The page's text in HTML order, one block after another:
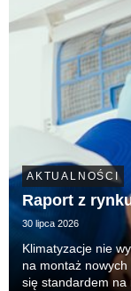
AKTUALNOŚCI
Raport z
30 lipca 2026
Klimatyzacje nie
na montaż
się standardem na